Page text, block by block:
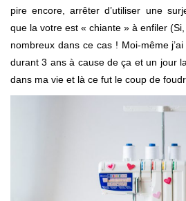
pire encore, arrêter d’utiliser une
que la votre est « chiante » à enfiler
nombreux dans ce cas ! Moi-même
durant 3 ans à cause de ça et un jour
dans ma vie et là ce fut le coup de